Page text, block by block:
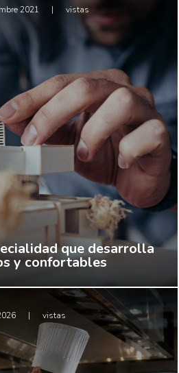
2021 | vistas
que desarrolla
y confortables
| vistas